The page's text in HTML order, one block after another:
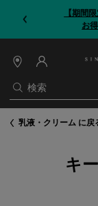
【期間
検索
店
情
報
乳液・クリーム に戻
キ